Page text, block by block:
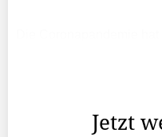
Jetzt